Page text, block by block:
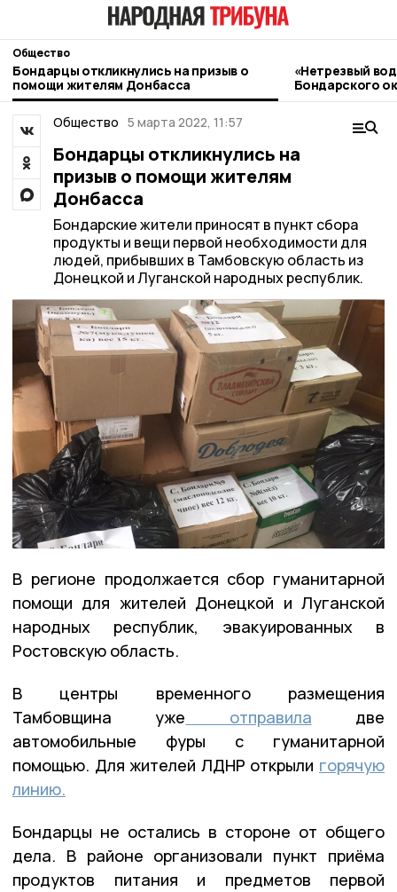
Общество
Бондарцы откликнулись на призыв о
помощи жителям Донбасса
«Нетрезвый
Бондарского
контроль
Общество 5 марта 2022, 11:57
Бондарцы откликнулись на
призыв о помощи жителям
Донбасса
Бондарские жители приносят в пункт сбора
продукты и вещи первой необходимости для
людей, прибывших в Тамбовскую область из
Донецкой и Луганской народных республик.
В регионе продолжается сбор гуманитарной
помощи для жителей Донецкой и Луганской
народных республик, эвакуированных в
Ростовскую область.
В центры временного размещения
Тамбовщина уже отправила две
автомобильные фуры с гуманитарной
помощью. Для жителей ЛДНР открыли горячую
линию.
Бондарцы не остались в стороне от общего
дела. В районе организовали пункт приёма
продуктов питания и предметов первой